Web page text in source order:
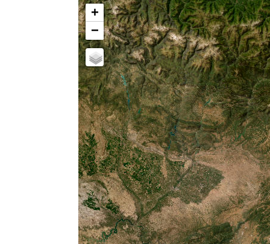
+
−